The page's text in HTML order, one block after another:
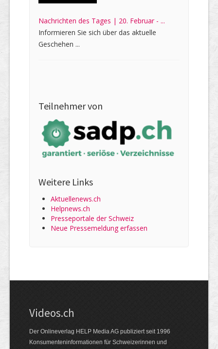
Nachrichten des Tages | 20. Februar - ...
Informieren Sie sich über das aktuelle
Geschehen ...
Teilnehmer von
Weitere Links
Aktuellenews.ch
Helpnews.ch
Presseportale der Schweiz
Neue Pressemeldung erfassen
Videos.ch
Der Onlineverlag HELP Media AG publiziert seit 1996
Konsumenten­informationen für Schweizerinnen und